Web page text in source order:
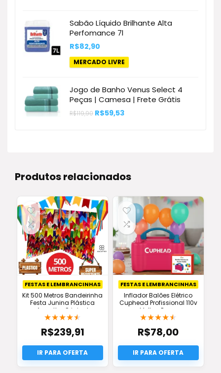
Sabão Líquido Brilhante Alta
Perfomance 7l
R$82,90
MERCADO LIVRE
Jogo de Banho Venus Select 4
Peças | Camesa | Frete Grátis
R$119,90 O
R$59,53O
Produtos relacionados
FESTAS E LEMBRANCINHAS
Kit 500 Metros Bandeirinha
Festa Junina Plástica
Aquattro Original
★★★★★
R$239,91
FESTAS E LEMBRANCINHAS
Inflador Balões Elétrico
Cuphead Profissional 110v
Melhor Preço
★★★★★
R$78,00